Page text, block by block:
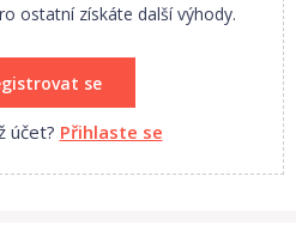
ostatní získáte další výhody.
se
účet? Přihlaste se